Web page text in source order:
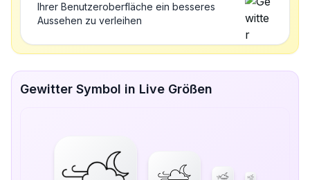
Ihrer Benutzeroberfläche ein besseres
Aussehen zu verleihen
Gewitter Symbol in Live Größen